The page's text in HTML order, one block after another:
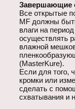
Завершающие
Все открытые
MF должны
влаги на
осуществлять
влажной
(MasterKure).
Если для того,
кромки или
сделать с
схватывания и